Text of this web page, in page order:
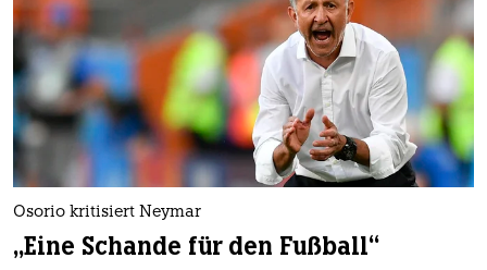
Osorio kritisiert Neymar
„Eine Schande für den Fußball“